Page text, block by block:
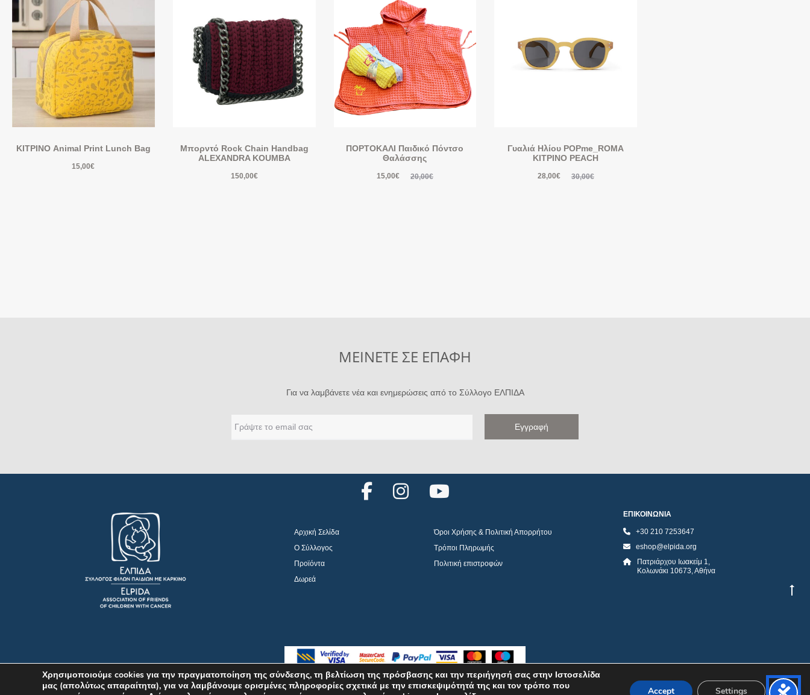
ΚΙΤΡΙΝΟ Animal Print Lunch Bag
15,00€
Μπορντό Rock Chain Handbag
ALEXANDRA KOUMBA
150,00€
ΠΟΡΤΟΚΑΛΙ Παιδικό Πόντσο
Θαλάσσης
20,00€
15,00€
Γυαλιά Ηλίου POPme_ROMA
ΚΙΤΡΙΝΟ PEACH
30,00€
28,00€
ΜΕΙΝΕΤΕ ΣΕ ΕΠΑΦΗ
Για να λαμβάνετε νέα και ενημερώσεις από το Σύλλογο ΕΛΠΙΔΑ
F
I
u
t
u
Αρχική Σελίδα
Ο Σύλλογος
Προϊόντα
Δωρεά
Όροι Χρήσης & Πολιτική Απορρήτου
Τρόποι Πληρωμής
Πολιτική επιστροφών
ΕΠΙΚΟΙΝΩΝΙΑ
+30 210 7253647
eshop@elpida.org
Πατριάρχου Ιωακείμ 1,
Κολωνάκι 10673, Αθήνα
©2026 ELPIDA Association. All rights reserved. Powered by super POP
Χρησιμοποιούμε cookies για την πραγματοποίηση της σύνδεσης, τη βελτίωση της πρόσβασης και την περιήγησή σας στην Ιστοσελίδα
μας (απολύτως απαραίτητα), για να λαμβάνουμε ορισμένες πληροφορίες σχετικά με την επισκεψιμότητά της και τον τρόπο που
Accept Settings